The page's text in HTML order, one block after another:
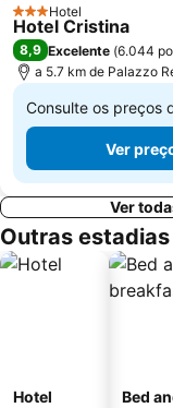
Fiordo di Furore
Castel Sant'Elmo
Parco Nazionale del
3 Estrelas
Hotel
Hotel Cristina
8,9 Excelente (6.044
a 5.7 km de Palazzo
Consulte os preços
De
€ 57 Ver
Ver
Outras
Hotel
Bed